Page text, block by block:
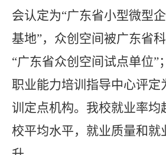
会认定为“广东省小型微型
基地”，众创空间被广东省
“广东省众创空间试点单位”
职业能力培训指导中心评定
训定点机构。我校就业率均
校平均水平，就业质量和就